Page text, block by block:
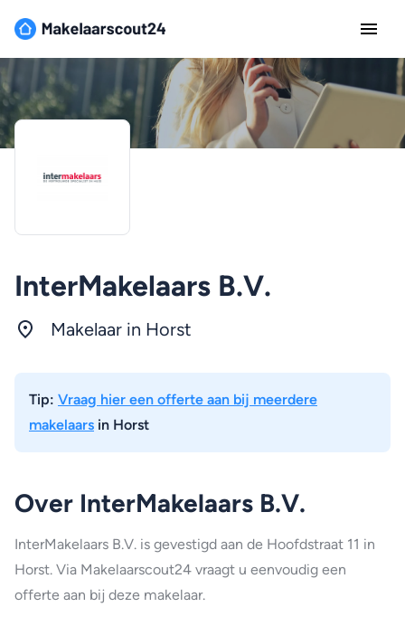
InterMakelaars B.V.
Makelaar in Horst
Tip: Vraag hier een offerte aan bij meerdere
makelaars in Horst
Over InterMakelaars B.V.
InterMakelaars B.V. is gevestigd aan de Hoofdstraat 11 in
Horst. Via Makelaarscout24 vraagt u eenvoudig een
offerte aan bij deze makelaar.